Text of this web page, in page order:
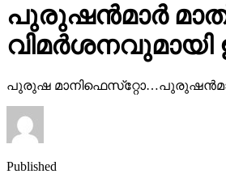
പുരുഷന്‍മാര്‍
പുരുഷ
Published